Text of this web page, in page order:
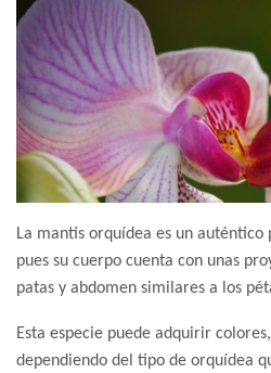
La mantis orquídea es un
pues su cuerpo cuenta con unas
patas y abdomen similares a los
Esta especie puede adquirir
dependiendo del tipo de orquídea